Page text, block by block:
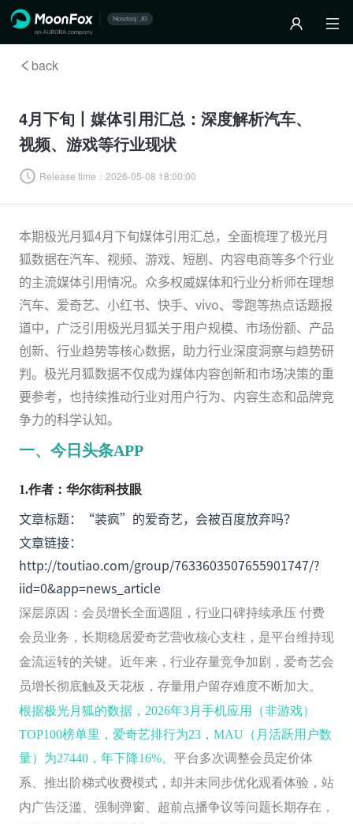
back
4月下旬丨媒体引用汇总：深度解析汽车、
视频、游戏等行业现状
Release time： 2026-05-08 18:00:00
本期极光月狐4月下旬媒体引用汇总，全面梳理了极光月
狐数据在汽车、视频、游戏、短剧、内容电商等多个行业
的主流媒体引用情况。众多权威媒体和行业分析师在理想
汽车、爱奇艺、小红书、快手、vivo、零跑等热点话题报
道中，广泛引用极光月狐关于用户规模、市场份额、产品
创新、行业趋势等核心数据，助力行业深度洞察与趋势研
判。极光月狐数据不仅成为媒体内容创新和市场决策的重
要参考，也持续推动行业对用户行为、内容生态和品牌竞
争力的科学认知。
一、 今日头条APP
1.作者：华尔街科技眼
文章标题：“装疯”的爱奇艺，会被百度放弃吗？
文章链接：
http://toutiao.com/group/7633603507655901747/?
iid=0&app=news_article
深层原因：会员增长全面遇阻，行业口碑持续承压 付费
会员业务，长期稳居爱奇艺营收核心支柱，是平台维持现
金流运转的关键。近年来，行业存量竞争加剧，爱奇艺会
员增长彻底触及天花板，存量用户留存难度不断加大。
根据极光月狐的数据，2026年3月手机应用（非游戏）
TOP100榜单里，爱奇艺排行为23，MAU（月活跃用户数
量）为27440，年下降16%。 平台多次调整会员定价体
系、推出阶梯式收费模式，却并未同步优化观看体验，站
内广告泛滥、强制弹窗、超前点播争议等问题长期存在，